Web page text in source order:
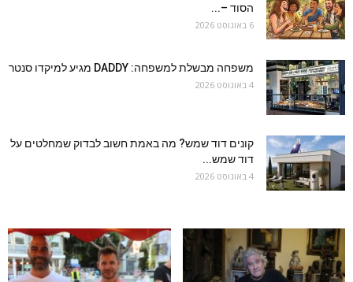
הסוד –...
6 באוגוסט 2026
משפחה מבשלת למשפחה: DADDY מגיע למיקדו סנטר
4 באוגוסט 2026
קונים דוד שמש? מה באמת חשוב לבדוק שמחלטים על
דוד שמש...
4 באוגוסט 2026